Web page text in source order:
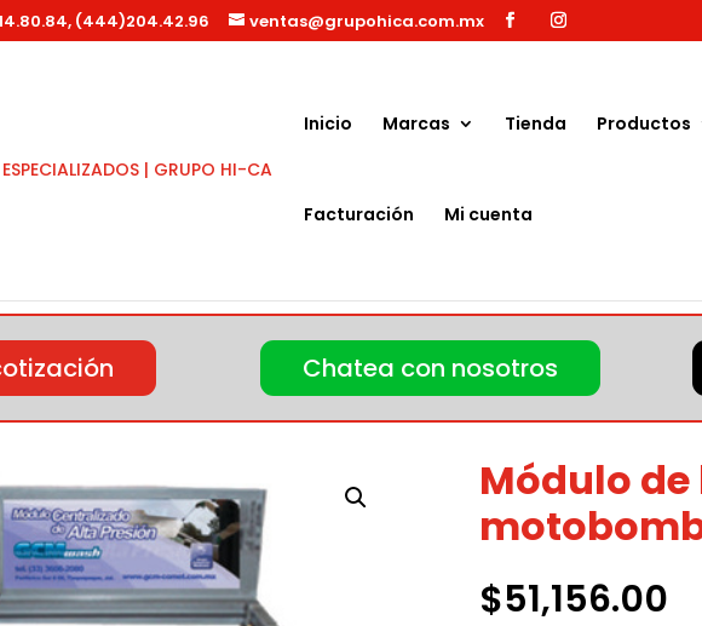
(444)204.42.96 ventas@grupohica.com.mx
Inicio Marcas Tienda Productos
Facturación Mi cuenta
Búsqueda
Chatea con nosotros
Módulo de
$51,156.00